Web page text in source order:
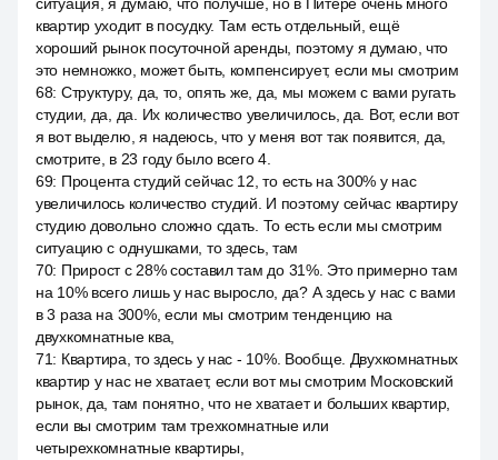
квартир уходит в посудку. Там есть отдельный, ещё
хороший рынок посуточной аренды, поэтому я думаю, что
это немножко, может быть, компенсирует, если мы смотрим
68: Структуру, да, то, опять же, да, мы можем с вами ругать
студии, да, да. Их количество увеличилось, да. Вот, если вот
я вот выделю, я надеюсь, что у меня вот так появится, да,
смотрите, в 23 году было всего 4.
69: Процента студий сейчас 12, то есть на 300% у нас
увеличилось количество студий. И поэтому сейчас квартиру
студию довольно сложно сдать. То есть если мы смотрим
ситуацию с однушками, то здесь, там
70: Прирост с 28% составил там до 31%. Это примерно там
на 10% всего лишь у нас выросло, да? А здесь у нас с вами
в 3 раза на 300%, если мы смотрим тенденцию на
двухкомнатные ква,
71: Квартира, то здесь у нас - 10%. Вообще. Двухкомнатных
квартир у нас не хватает, если вот мы смотрим Московский
рынок, да, там понятно, что не хватает и больших квартир,
если вы смотрим там трехкомнатные или
четырехкомнатные квартиры,